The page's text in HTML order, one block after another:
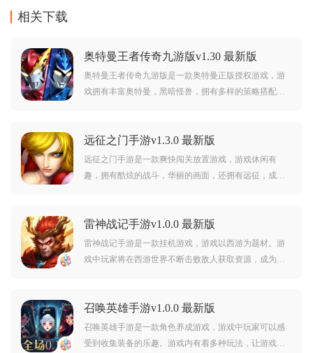
相关下载
奥特曼王者传奇九游版v1.30 最新版
奥特曼王者传奇九游版是一款奥特曼正版授权游戏，游
戏拥有丰富奥特曼，黑暗怪兽，拥有多样的策略搭配，
远征之门手游v1.3.0 最新版
远征之门手游是一款爽快闯关放置游戏，游戏休闲有
趣，拥有酷炫的战斗，华丽的画面，还拥有远征，成
雷神战记手游v1.0.0 最新版
雷神战记手游是一款挂机游戏，游戏以西游为题材。游
戏中玩家将在西游世界不断击败敌人获取资源，成为最
召唤英雄手游v1.0.0 最新版
召唤英雄手游是一款角色养成游戏，游戏中玩家可以感
受到收集装备的乐趣。游戏内有着多种玩法，让游戏不